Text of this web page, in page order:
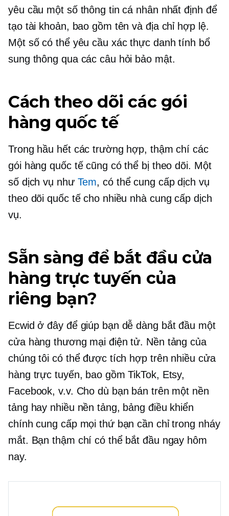
yêu cầu một số thông tin cá nhân nhất định để
tạo tài khoản, bao gồm tên và địa chỉ hợp lệ.
Một số có thể yêu cầu xác thực danh tính bổ
sung thông qua các câu hỏi bảo mật.
Cách theo dõi các gói
hàng quốc tế
Trong hầu hết các trường hợp, thậm chí các
gói hàng quốc tế cũng có thể bị theo dõi. Một
số dịch vụ như Tem, có thể cung cấp dịch vụ
theo dõi quốc tế cho nhiều nhà cung cấp dịch
vụ.
Sẵn sàng để bắt đầu cửa
hàng trực tuyến của
riêng bạn?
Ecwid ở đây để giúp bạn dễ dàng bắt đầu một
cửa hàng thương mại điện tử. Nền tảng của
chúng tôi có thể được tích hợp trên nhiều cửa
hàng trực tuyến, bao gồm TikTok, Etsy,
Facebook, v.v. Cho dù bạn bán trên một nền
tảng hay nhiều nền tảng, bảng điều khiển
chính cung cấp mọi thứ bạn cần chỉ trong nháy
mắt. Bạn thậm chí có thể bắt đầu ngay hôm
nay.